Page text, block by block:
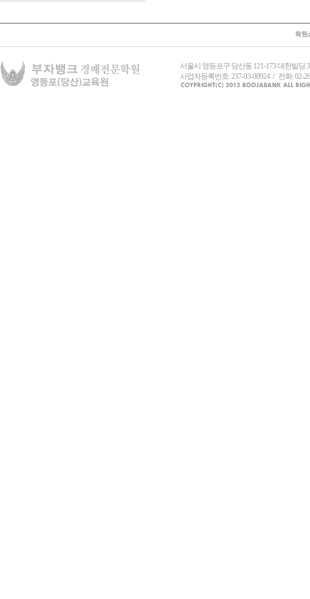
서울시 영등포구 당산동 121-173 대한빌
사업자등록번호: 237-93-00924 / 전화: 02-